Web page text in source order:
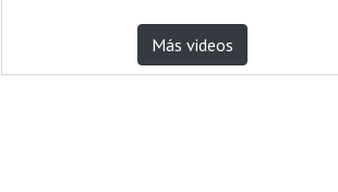
Más videos